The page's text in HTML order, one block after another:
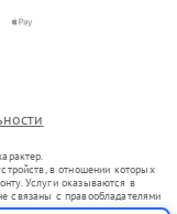
в отношении которых
Услуги оказываются в
связаны с правообладателями